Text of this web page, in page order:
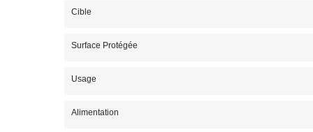
Cible
Surface Protégée
Usage
Alimentation